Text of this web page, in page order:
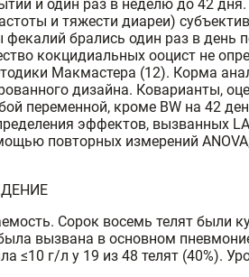
и один раз в неделю до 42
и тяжести диареи)
фекалий брались один раз в день
кокцидиальных ооцист не
Макмастера (12). Корма
дизайна. Коварианты,
переменной, кроме BW на 42
эффектов, вызванных
повторных измерений
Сорок восемь телят были
вызвана в основном
≤10 г/л у 19 из 48 телят (40%).